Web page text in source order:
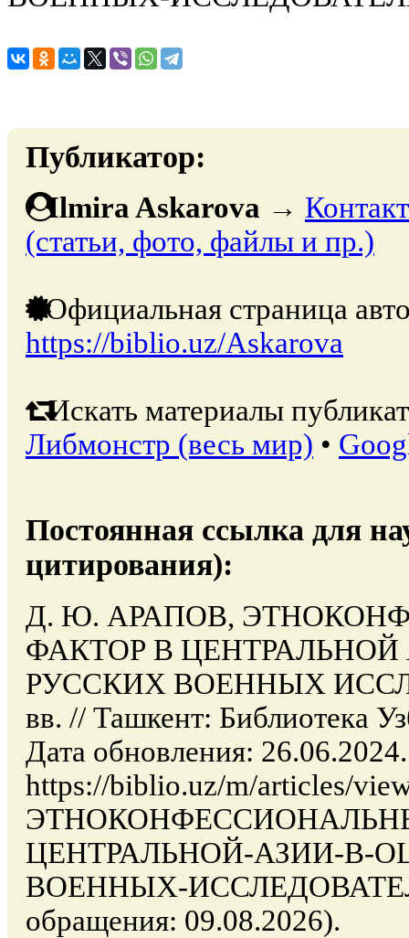
Публикатор:
Ilmira Askarova →
(статьи, фото, файлы и пр.)
Официальная страница
https://biblio.uz/Askarova
Искать материалы
Либмонстр (весь мир) •
Постоянная ссылка для
цитирования):
Д. Ю. АРАПОВ,
ФАКТОР В
РУССКИХ ВОЕННЫХ
вв. // Ташкент: Библиотека
Дата обновления:
https://biblio.uz/m/articles/
ЦЕНТРАЛЬНОЙ-АЗИИ-В-
ВОЕННЫХ-
обращения: 09.08.2026).